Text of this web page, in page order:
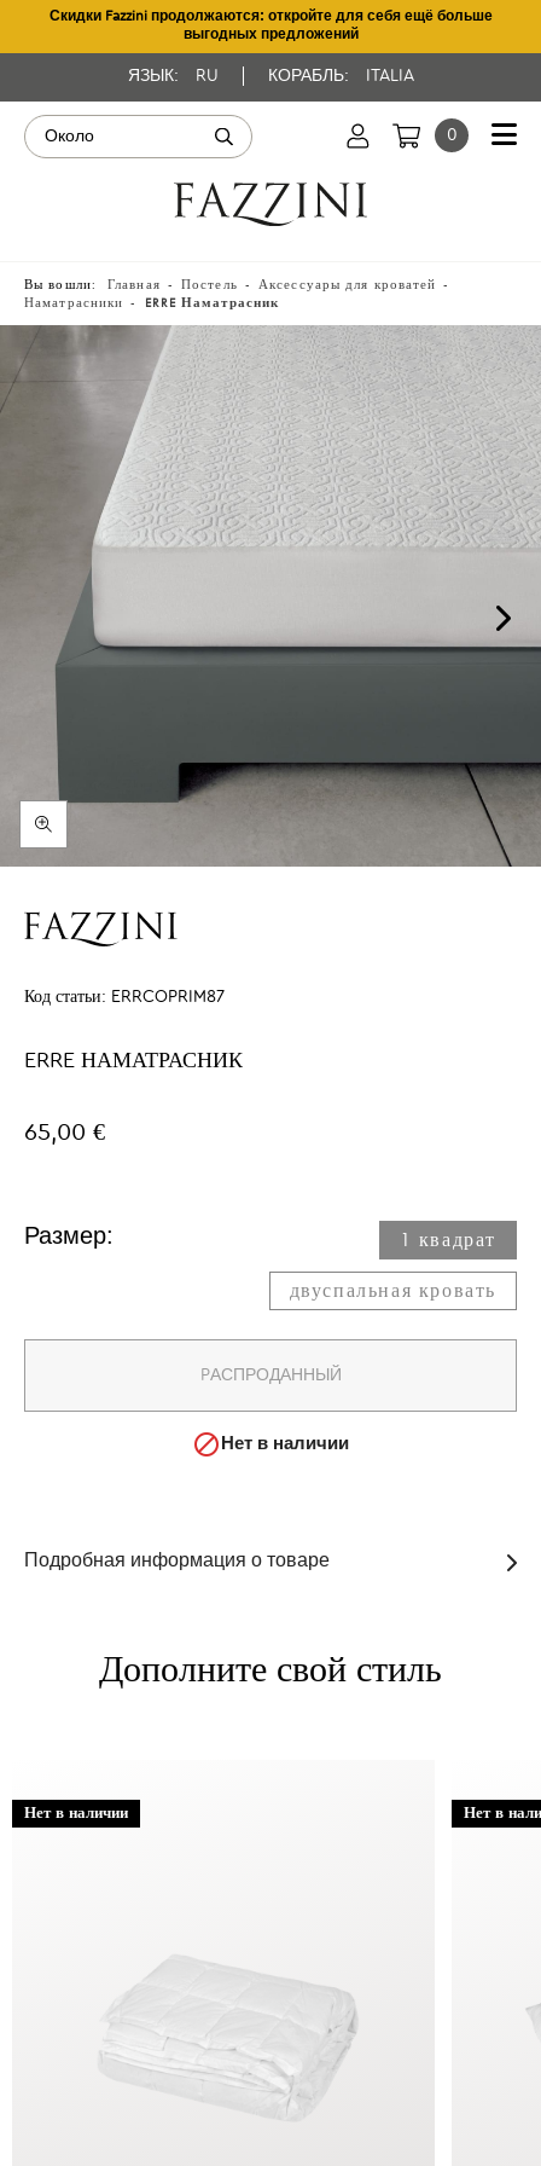
Скидки Fazzini продолжаются: откройте для себя ещё больше
выгодных предложений
ЯЗЫК: RU КОРАБЛЬ: ITALIA
0
Вы вошли: Главная Постель
Аксессуары для кроватей
Наматрасники
ERRE Наматрасник
Код статьи: ERRCOPRIM87
ERRE НАМАТРАСНИК
65,00 €
Размер:
1 квадрат​
двуспальная кровать​
PАСПРОДАННЫЙ
 Нет в наличии
Подробная информация о товаре
Дополните свой стиль
Нет в наличии Нет в